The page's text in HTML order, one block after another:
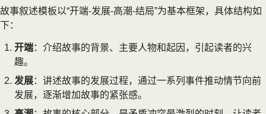
故事叙述模板以“开端-发展-高潮-结局”为基本框架，具体结构如
下：
开端：介绍故事的背景、主要人物和起因，引起读者的兴
趣。
发展：讲述故事的发展过程，通过一系列事件推动情节向前
发展，逐渐增加故事的紧张感。